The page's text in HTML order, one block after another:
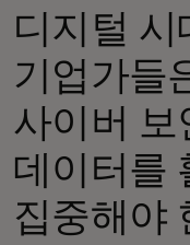
뉴스 & 인사
디지털 시
기업가들
사이버 보
데이터를
집중해야